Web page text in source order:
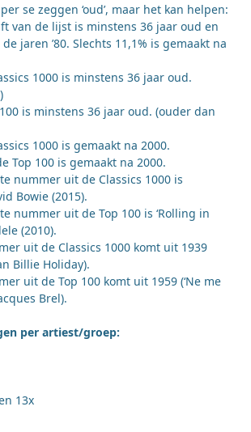
se zeggen ‘oud’, maar het kan helpen:
van de lijst is minstens 36 jaar oud en
jaren ’80. Slechts 11,1% is gemaakt na
1000 is minstens 36 jaar oud.
is minstens 36 jaar oud. (ouder dan
1000 is gemaakt na 2000.
Top 100 is gemaakt na 2000.
nummer uit de Classics 1000 is
Bowie (2015).
nummer uit de Top 100 is ‘Rolling in
(2010).
uit de Classics 1000 komt uit 1939
Billie Holiday).
uit de Top 100 komt uit 1959 (‘Ne me
Brel).
per artiest/groep:
13x